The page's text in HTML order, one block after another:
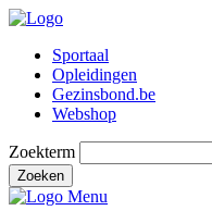
Sportaal
Opleidingen
Gezinsbond.be
Webshop
Zoekterm
Zoeken
Menu